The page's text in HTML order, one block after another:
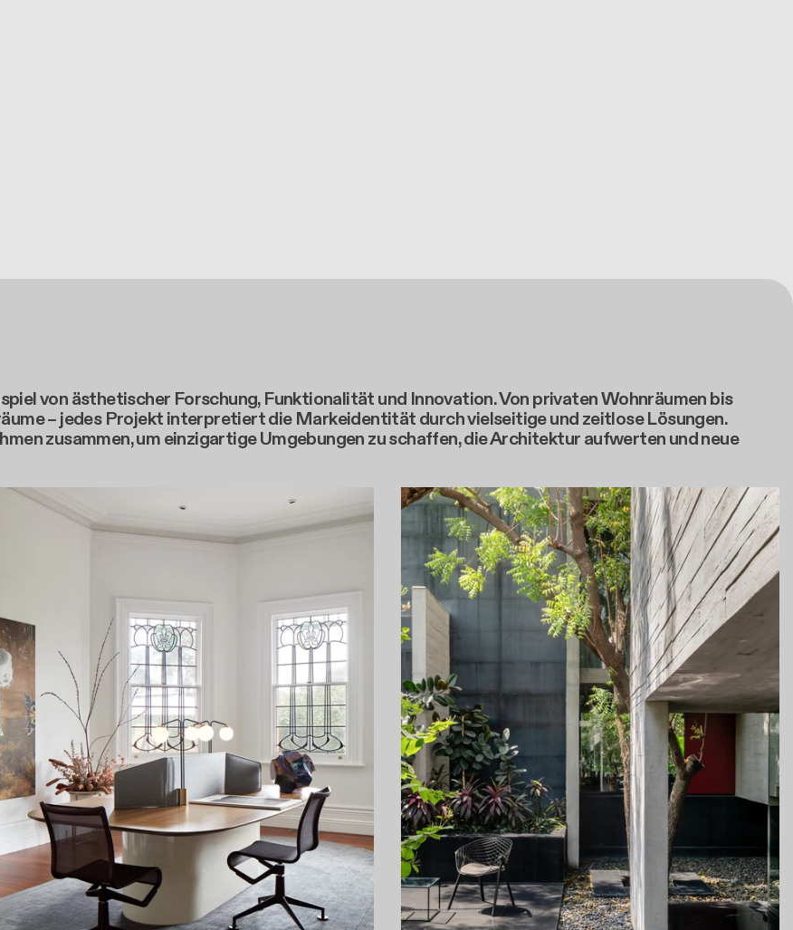
von ästhetischer Forschung, Funktionalität und Innovation. Von privaten Wohnräumen bis
– jedes Projekt interpretiert die Markeidentität durch vielseitige und zeitlose Lösungen.
zusammen, um einzigartige Umgebungen zu schaffen, die Architektur aufwerten und neue